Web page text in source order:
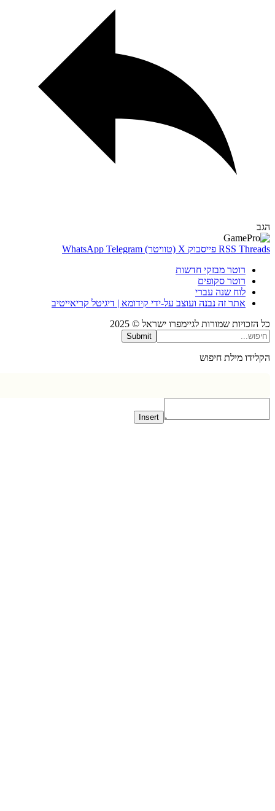
RSS פייסבוק X (טוויטר) WhatsApp Telegram
רוטר מבזקי חדשות
רוטר סקופים
לוח שנה עברי
אתר זה נבנה ועוצב על-ידי קידומא | דיגיטל קריאייטיב
שמורות לגיימפרו ישראל © 2025
Submit
מילת חיפוש
Insert